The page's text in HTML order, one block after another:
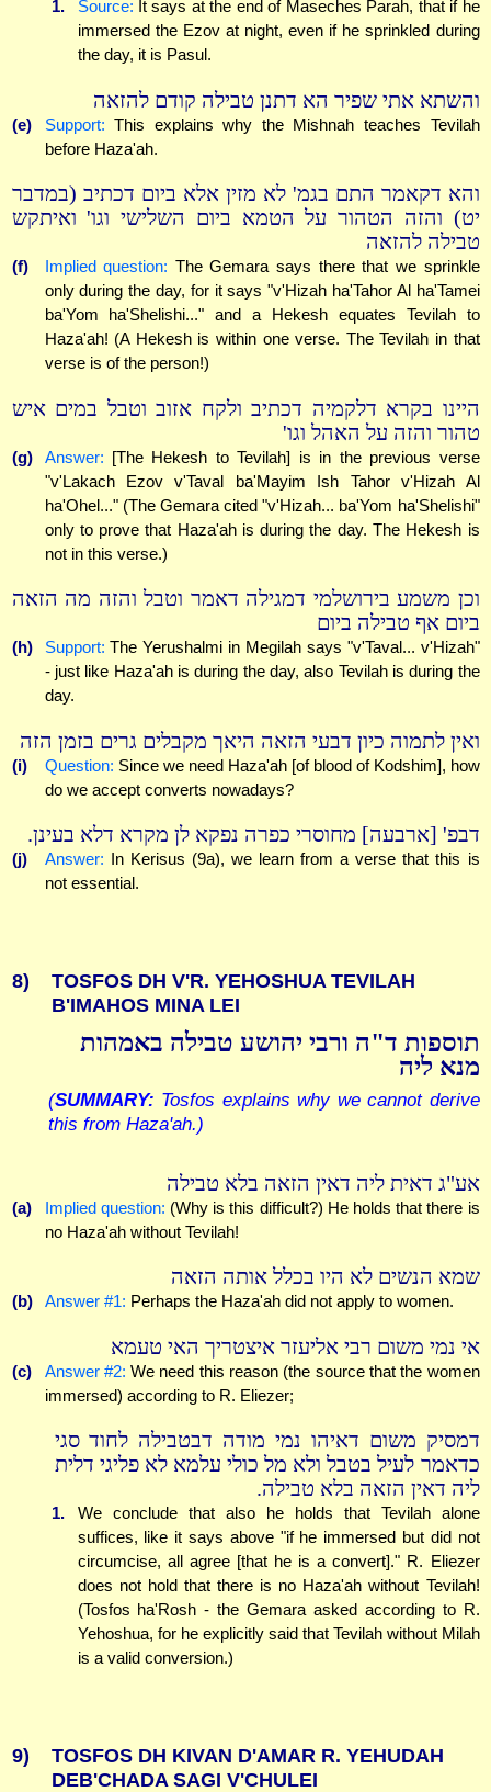
1. Source: It says at the end of Maseches Parah, that if he
immersed the Ezov at night, even if he sprinkled during
the day, it is Pasul.
והשתא אתי שפיר הא דתנן טבילה קודם להזאה
(e) Support: This explains why the Mishnah teaches Tevilah
before Haza'ah.
והא דקאמר התם בגמ' לא מזין אלא ביום דכתיב (במדבר
יט) והזה הטהור על הטמא ביום השלישי וגו' ואיתקש
טבילה להזאה
(f) Implied question: The Gemara says there that we sprinkle
only during the day, for it says "v'Hizah ha'Tahor Al ha'Tamei
ba'Yom ha'Shelishi..." and a Hekesh equates Tevilah to
Haza'ah! (A Hekesh is within one verse. The Tevilah in that
verse is of the person!)
היינו בקרא דלקמיה דכתיב ולקח אזוב וטבל במים איש
טהור והזה על האהל וגו'
(g) Answer: [The Hekesh to Tevilah] is in the previous verse
"v'Lakach Ezov v'Taval ba'Mayim Ish Tahor v'Hizah Al
ha'Ohel..." (The Gemara cited "v'Hizah... ba'Yom ha'Shelishi"
only to prove that Haza'ah is during the day. The Hekesh is
not in this verse.)
וכן משמע בירושלמי דמגילה דאמר וטבל והזה מה הזאה
ביום אף טבילה ביום
(h) Support: The Yerushalmi in Megilah says "v'Taval... v'Hizah"
- just like Haza'ah is during the day, also Tevilah is during the
day.
ואין לתמוה כיון דבעי הזאה היאך מקבלים גרים בזמן הזה
(i) Question: Since we need Haza'ah [of blood of Kodshim], how
do we accept converts nowadays?
דבפ' [ארבעה] מחוסרי כפרה נפקא לן מקרא דלא בעינן.
(j) Answer: In Kerisus (9a), we learn from a verse that this is
not essential.
8)
TOSFOS DH V'R. YEHOSHUA TEVILAH
B'IMAHOS MINA LEI
תוספות ד"ה ורבי יהושע טבילה באמהות
מנא ליה
(SUMMARY: Tosfos explains why we cannot derive
this from Haza'ah.)
אע"ג דאית ליה דאין הזאה בלא טבילה
(a) Implied question: (Why is this difficult?) He holds that there is
no Haza'ah without Tevilah!
שמא הנשים לא היו בכלל אותה הזאה
(b) Answer #1: Perhaps the Haza'ah did not apply to women.
אי נמי משום רבי אליעזר איצטריך האי טעמא
(c) Answer #2: We need this reason (the source that the women
immersed) according to R. Eliezer;
דמסיק משום דאיהו נמי מודה דבטבילה לחוד סגי
כדאמר לעיל בטבל ולא מל כולי עלמא לא פליגי דלית
ליה דאין הזאה בלא טבילה.
1.
We conclude that also he holds that Tevilah alone
suffices, like it says above "if he immersed but did not
circumcise, all agree [that he is a convert]." R. Eliezer
does not hold that there is no Haza'ah without Tevilah!
(Tosfos ha'Rosh - the Gemara asked according to R.
Yehoshua, for he explicitly said that Tevilah without Milah
is a valid conversion.)
9)
TOSFOS DH KIVAN D'AMAR R. YEHUDAH
DEB'CHADA SAGI V'CHULEI